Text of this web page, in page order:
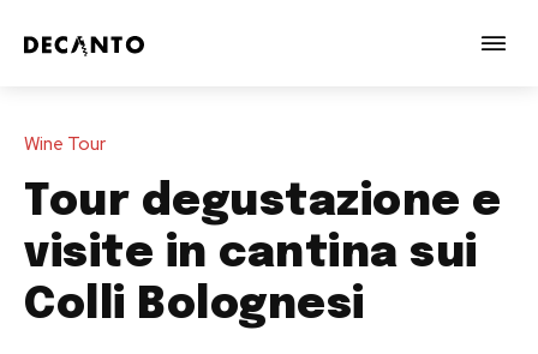
Wine Tour
Tour degustazione e
visite in cantina sui
Colli Bolognesi